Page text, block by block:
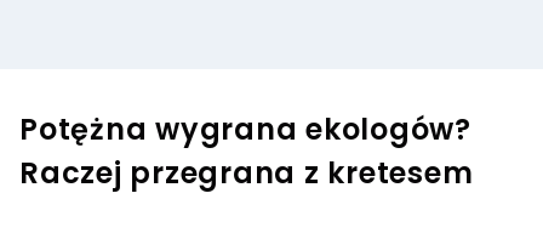
Potężna wygrana ekologów?
Raczej przegrana z kretesem